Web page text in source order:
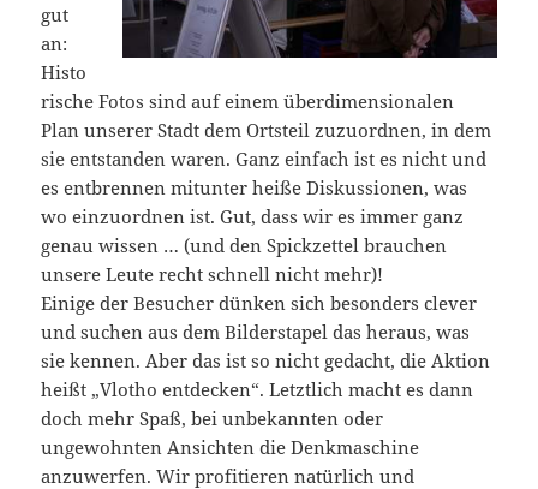
gut
an:
Histo
rische Fotos sind auf einem überdimensionalen
Plan unserer Stadt dem Ortsteil zuzuordnen, in dem
sie entstanden waren. Ganz einfach ist es nicht und
es entbrennen mitunter heiße Diskussionen, was
wo einzuordnen ist. Gut, dass wir es immer ganz
genau wissen … (und den Spickzettel brauchen
unsere Leute recht schnell nicht mehr)!
Einige der Besucher dünken sich besonders clever
und suchen aus dem Bilderstapel das heraus, was
sie kennen. Aber das ist so nicht gedacht, die Aktion
heißt „Vlotho entdecken“. Letztlich macht es dann
doch mehr Spaß, bei unbekannten oder
ungewohnten Ansichten die Denkmaschine
anzuwerfen. Wir profitieren natürlich und